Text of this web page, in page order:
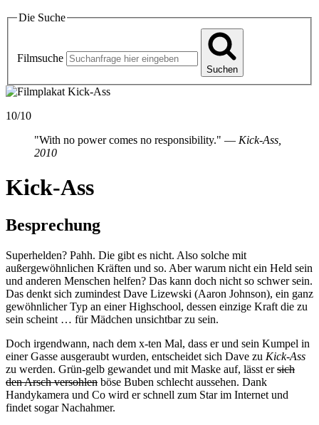
Die Suche
Filmsuche
Suchen
10/10
"With no power comes no responsibility." — Kick-Ass,
2010
Kick-Ass
Besprechung
Superhelden? Pahh. Die gibt es nicht. Also solche mit
außergewöhnlichen Kräften und so. Aber warum nicht ein Held sein
und anderen Menschen helfen? Das kann doch nicht so schwer sein.
Das denkt sich zumindest Dave Lizewski (Aaron Johnson), ein ganz
gewöhnlicher Typ an einer Highschool, dessen einzige Kraft die zu
sein scheint … für Mädchen unsichtbar zu sein.
Doch irgendwann, nach dem x-ten Mal, dass er und sein Kumpel in
einer Gasse ausgeraubt wurden, entscheidet sich Dave zu Kick-Ass
zu werden. Grün-gelb gewandet und mit Maske auf, lässt ersich
den Arsch versohlen böse Buben schlecht aussehen. Dank
Handykamera und Co wird er schnell zum Star im Internet und
findet sogar Nachahmer.